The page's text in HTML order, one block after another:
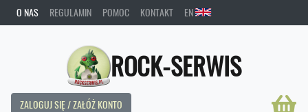
O NAS REGULAMIN POMOC KONTAKT EN
ROCK-SERWIS
ZALOGUJ SIĘ / ZAŁÓŻ KONTO